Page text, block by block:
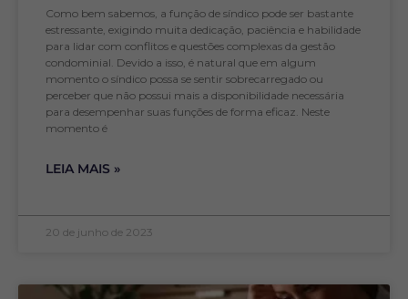
Como bem sabemos, a função de síndico pode ser bastante
estressante, exigindo muita dedicação, paciência e habilidade
para lidar com conflitos e questões complexas da gestão
condominial. Devido a isso, é natural que em algum
momento o síndico possa se sentir sobrecarregado ou
perceber que não possui mais a disponibilidade necessária
para desempenhar suas funções de forma eficaz. Neste
momento é
LEIA MAIS »
20 de junho de 2023